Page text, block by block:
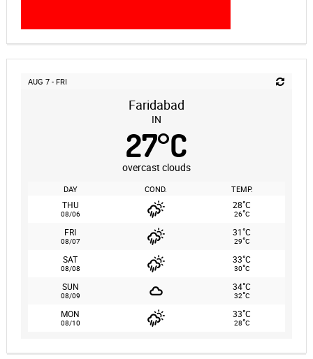
AUG 7 - FRI
Faridabad
IN
27°C
overcast clouds
DAY COND. TEMP.
THU
08/06
28°C
26°C
FRI
08/07
31°C
29°C
SAT
08/08
33°C
30°C
SUN
08/09
34°C
32°C
MON
08/10
33°C
28°C